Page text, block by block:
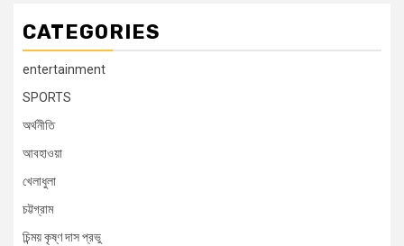
CATEGORIES
entertainment
SPORTS
অর্থনীতি
আবহাওয়া
খেলাধুলা
চট্টগ্রাম
চিন্ময় কৃষ্ণ দাস প্রভু